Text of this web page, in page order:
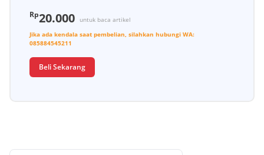
Rp20.000
untuk baca artikel
Jika ada kendala saat pembelian, silahkan hubungi WA:
085884545211
Beli Sekarang